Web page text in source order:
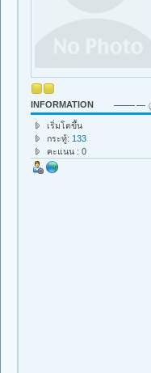
INFORMATION
เริ่มโตขึ้น
กระทู้: 133
คะแนน : 0